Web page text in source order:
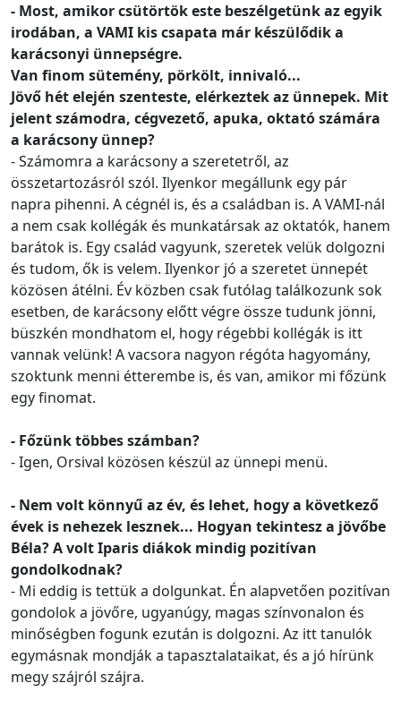
- Most, amikor csütörtök este beszélgetünk az egyik
irodában, a VAMI kis csapata már készülődik a
karácsonyi ünnepségre.
Van finom sütemény, pörkölt, innivaló...
Jövő hét elején szenteste, elérkeztek az ünnepek. Mit
jelent számodra, cégvezető, apuka, oktató számára
a karácsony ünnep?
- Számomra a karácsony a szeretetről, az
összetartozásról szól. Ilyenkor megállunk egy pár
napra pihenni. A cégnél is, és a családban is. A VAMI-nál
a nem csak kollégák és munkatársak az oktatók, hanem
barátok is. Egy család vagyunk, szeretek velük dolgozni
és tudom, ők is velem. Ilyenkor jó a szeretet ünnepét
közösen átélni. Év közben csak futólag találkozunk sok
esetben, de karácsony előtt végre össze tudunk jönni,
büszkén mondhatom el, hogy régebbi kollégák is itt
vannak velünk! A vacsora nagyon régóta hagyomány,
szoktunk menni étterembe is, és van, amikor mi főzünk
egy finomat.
- Főzünk többes számban?
- Igen, Orsival közösen készül az ünnepi menü.
- Nem volt könnyű az év, és lehet, hogy a következő
évek is nehezek lesznek... Hogyan tekintesz a jövőbe
Béla? A volt Iparis diákok mindig pozitívan
gondolkodnak?
- Mi eddig is tettük a dolgunkat. Én alapvetően pozitívan
gondolok a jövőre, ugyanúgy, magas színvonalon és
minőségben fogunk ezután is dolgozni. Az itt tanulók
egymásnak mondják a tapasztalataikat, és a jó hírünk
megy szájról szájra.